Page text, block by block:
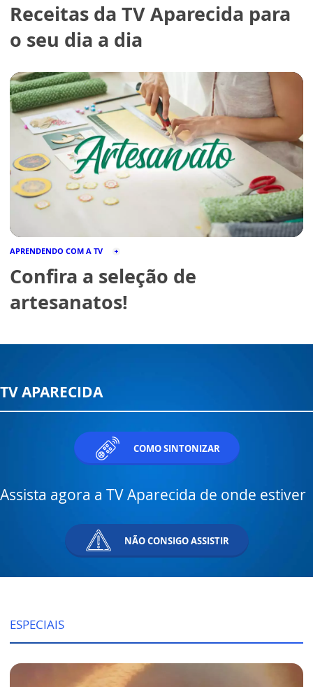
Receitas da TV Aparecida para
o seu dia a dia
APRENDENDO COM A TV
Confira a seleção de
artesanatos!
TV APARECIDA
COMO SINTONIZAR
Assista agora a TV Aparecida de onde estiver
NÃO CONSIGO ASSISTIR
ESPECIAIS